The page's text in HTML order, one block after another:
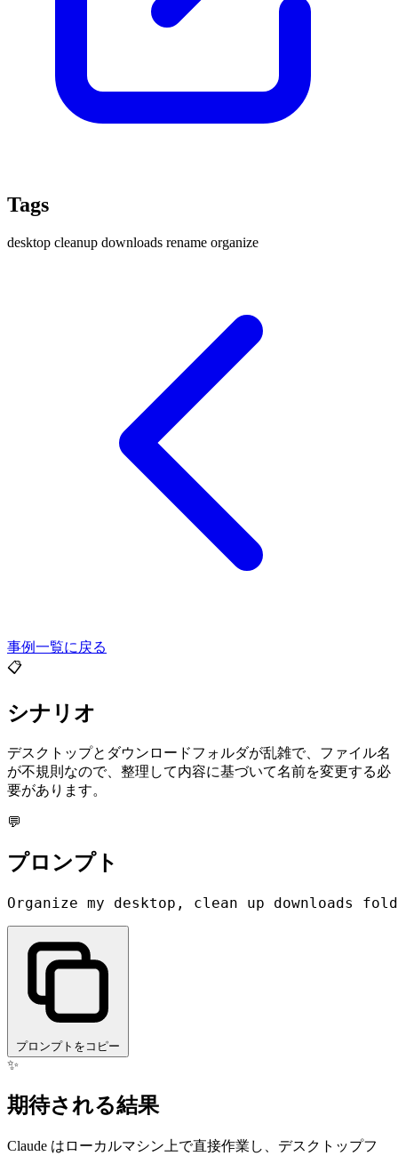
Tags
desktop cleanup downloads rename organize
事例一覧に戻る
📋
シナリオ
デスクトップとダウンロードフォルダが乱雑で、ファイル名
が不規則なので、整理して内容に基づいて名前を変更する必
要があります。
💬
プロンプト
プロンプトをコピー
✨
期待される結果
Claude はローカルマシン上で直接作業し、デスクトップフ